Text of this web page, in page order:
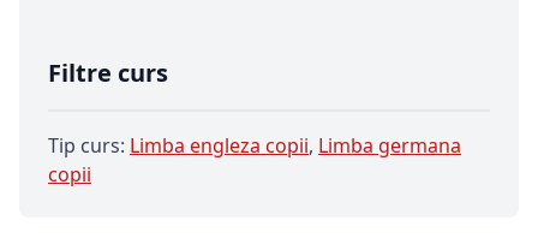
Filtre curs
Tip curs: Limba engleza copii, Limba germana
copii